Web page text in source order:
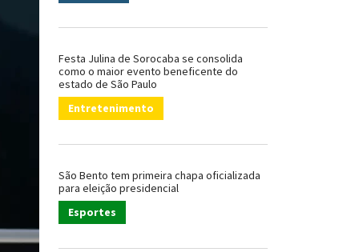
Festa Julina de Sorocaba se consolida
como o maior evento beneficente do
estado de São Paulo
Entretenimento
São Bento tem primeira chapa oficializada
para eleição presidencial
Esportes